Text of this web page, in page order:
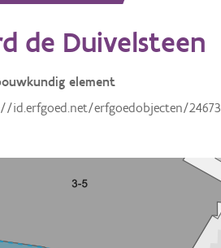
de Duivelsteen
element
id.erfgoed.net/erfgoedobjecten/24673